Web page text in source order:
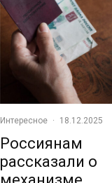
Интересное · 18.12.2025
Россиянам
рассказали о